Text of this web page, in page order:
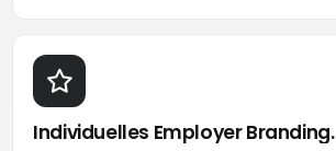
Individuelles Employer Branding.